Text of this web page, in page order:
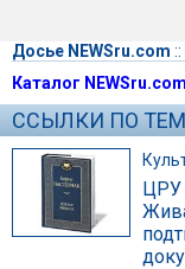
Досье NEWSru.com ::
Каталог NEWSru.com
ССЫЛКИ ПО
ЦРУ